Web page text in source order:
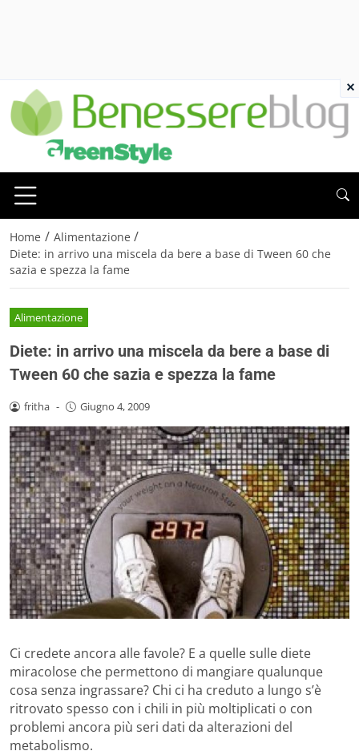
Home / Alimentazione /
Diete: in arrivo una miscela da bere a base di Tween 60 che
sazia e spezza la fame
Alimentazione
Diete: in arrivo una miscela da bere a base di
Tween 60 che sazia e spezza la fame
fritha - Giugno 4, 2009
Ci credete ancora alle favole? E a quelle sulle diete
miracolose che permettono di mangiare qualunque
cosa senza ingrassare? Chi ci ha creduto a lungo s’è
ritrovato spesso con i chili in più moltiplicati o con
problemi ancora più seri dati da alterazioni del
metabolismo.
×